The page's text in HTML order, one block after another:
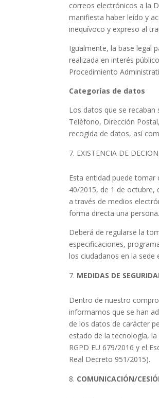
correos electrónicos a la
manifiesta haber leído y
inequívoco y expreso al
Igualmente, la base legal
realizada en interés
Procedimiento
Categorías de datos
Los datos que se
Teléfono, Dirección
recogida de datos, así
EXISTENCIA DE
Esta entidad puede
40/2015, de 1 de octubre,
a través de medios
forma directa una persona.
Deberá de regularse la
especificaciones,
los ciudadanos en la sede
MEDIDAS DE
Dentro de nuestro
informamos que se han
de los datos de carácter
estado de la tecnología,
RGPD EU 679/2016 y el
Real Decreto 951/2015).
COMUNICACIÓN/